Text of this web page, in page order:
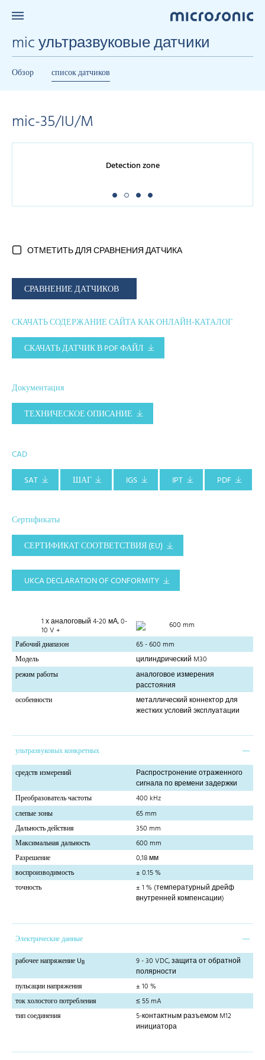
mic ультразвуковые датчики
Обзор список датчиков
mic-35/IU/M
Detection zone
ОТМЕТИТЬ ДЛЯ СРАВНЕНИЯ ДАТЧИКА
СРАВНЕНИЕ ДАТЧИКОВ
СКАЧАТЬ СОДЕРЖАНИЕ САЙТА КАК ОНЛАЙН-КАТАЛОГ
СКАЧАТЬ ДАТЧИК В PDF ФАЙЛ
Документация
ТЕХНИЧЕСКОЕ ОПИСАНИЕ
CAD
SAT
ШАГ IGS IPT PDF
Сертификаты
СЕРТИФИКАТ СООТВЕТСТВИЯ (EU)
UKCA DECLARATION OF CONFORMITY
1 х аналоговый 4-20 мА, 0-
10 V +
600 mm
Рабочий диапазон
65 - 600 mm
Модель
цилиндрический M30
режим работы
аналоговое измерения
расстояния
особенности
металлический коннектор для
жестких условий эксплуатации
ультразвуковых конкретных
средств измерений
Распростронение отраженного
сигнала по времени задержки
Преобразователь частоты
400 kHz
слепые зоны
65 mm
Дальность действия
350 mm
Максимальная дальность
600 mm
Разрешение
0,18 мм
воспроизводимость
± 0.15 %
точность
± 1 % (температурный дрейф
внутренней компенсации)
Электрические данные
рабочее напряжение UB
9 - 30 VDC, защита от обратной
полярности
пульсации напряжения
± 10 %
ток холостого потребления
≤ 55 mA
тип соединения
5-контактным разъемом M12
инициатора